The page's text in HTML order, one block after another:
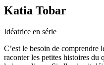
Katia Tobar
Idéatrice en série
C’est le besoin de comprendre
raconter les petites histoires